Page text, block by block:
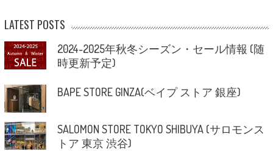
LATEST POSTS
2024-2025年秋冬シーズン・セール情報 (随
時更新予定)
BAPE STORE GINZA(ベイプ ストア 銀座)
SALOMON STORE TOKYO SHIBUYA (サロモンス
トア 東京 渋谷)